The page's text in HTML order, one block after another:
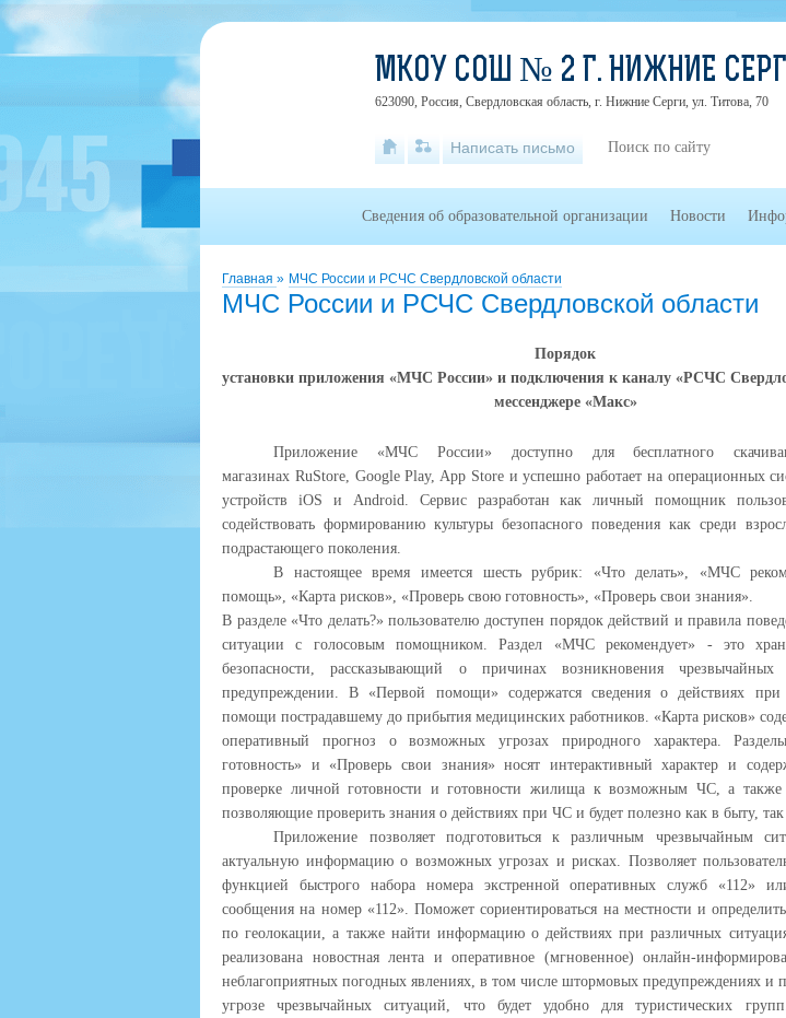
Главная » МЧС России и РСЧС Свердловской области
МЧС России и РСЧС Свердловской области
Порядок
установки приложения «МЧС России» и подключения к каналу «РСЧС
мессенджере «Макс»
Приложение «МЧС России» доступно для бесплатного
магазинах RuStore, Google Play, App Store и успешно работает на операционных
устройств iOS и Android. Сервис разработан как личный помощник
содействовать формированию культуры безопасного поведения как среди
подрастающего поколения.
В настоящее время имеется шесть рубрик: «Что делать», «МЧС
помощь», «Карта рисков», «Проверь свою готовность», «Проверь свои знания».
В разделе «Что делать?» пользователю доступен порядок действий и правила
ситуации с голосовым помощником. Раздел «МЧС рекомендует» - это
безопасности, рассказывающий о причинах возникновения
предупреждении. В «Первой помощи» содержатся сведения о действиях при
помощи пострадавшему до прибытия медицинских работников. «Карта рисков»
оперативный прогноз о возможных угрозах природного характера.
готовность» и «Проверь свои знания» носят интерактивный характер и
проверке личной готовности и готовности жилища к возможным ЧС, а также
позволяющие проверить знания о действиях при ЧС и будет полезно как в быту,
Приложение позволяет подготовиться к различным чрезвычайным
актуальную информацию о возможных угрозах и рисках. Позволяет
функцией быстрого набора номера экстренной оперативных служб «112»
сообщения на номер «112». Поможет сориентироваться на местности и
по геолокации, а также найти информацию о действиях при различных
реализована новостная лента и оперативное (мгновенное) онлайн-
неблагоприятных погодных явлениях, в том числе штормовых предупреждениях и
угрозе чрезвычайных ситуаций, что будет удобно для туристических
МКОУ СОШ № 2 Г. НИЖНИЕ
623090, Россия, Свердловская область, г. Нижние Серги, ул. Титова, 70
Написать письмо
Сведения об образовательной организации Новости